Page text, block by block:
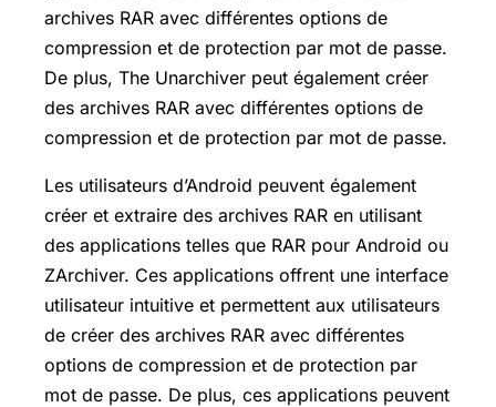
archives RAR avec différentes options de
compression et de protection par mot de passe.
De plus, The Unarchiver peut également créer
des archives RAR avec différentes options de
compression et de protection par mot de passe.
Les utilisateurs d’Android peuvent également
créer et extraire des archives RAR en utilisant
des applications telles que RAR pour Android ou
ZArchiver. Ces applications offrent une interface
utilisateur intuitive et permettent aux utilisateurs
de créer des archives RAR avec différentes
options de compression et de protection par
mot de passe. De plus, ces applications peuvent